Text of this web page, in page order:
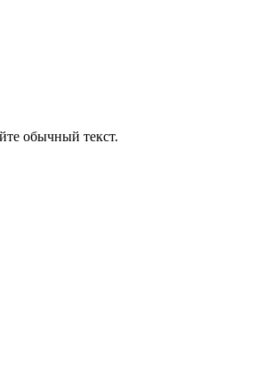
обычный текст.